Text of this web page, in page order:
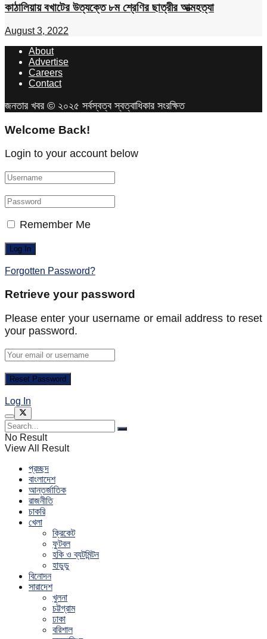
কাঠালিয়ায় বখাটের উত্যক্তে ৮ম শ্রেণির ছাত্রীর আত্মহত্যা
August 3, 2022
About
Advertise
Careers
Contact
জনতার খবর © ২০২৫ সর্বস্বত্ব স্বত্বাধিকার সংরক্ষিত
Welcome Back!
Login to your account below
Remember Me
Forgotten Password?
Retrieve your password
Please enter your username or email address to reset
your password.
Log In
No Result
View All Result
প্রচ্ছদ
বাংলাদেশ
আন্তর্জাতিক
রাজনীতি
চাকরি
খেলা
ক্রিকেট
ফুটবল
হকি ও ব্যটমিন্টন
হাডুডু
বিনোদন
সারাদেশ
খুলনা
চট্টগ্রাম
ঢাকা
বরিশাল